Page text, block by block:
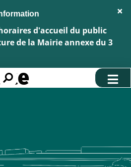
d'accueil du public
de la Mairie annexe du 3
Rechercher
sur
le